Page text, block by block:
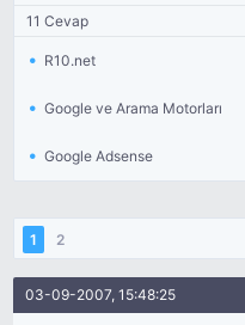
11 Cevap
R10.net
Google ve Arama Motorları
Google Adsense
1 2
03-09-2007, 15:48:25